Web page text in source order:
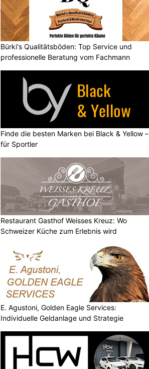
Bürki's Qualitätsböden: Top Service und
professionelle Beratung vom Fachmann
Finde die besten Marken bei Black & Yellow –
für Sportler
Restaurant Gasthof Weisses Kreuz: Wo
Schweizer Küche zum Erlebnis wird
E. Agustoni, Golden Eagle Services:
Individuelle Geldanlage und Strategie